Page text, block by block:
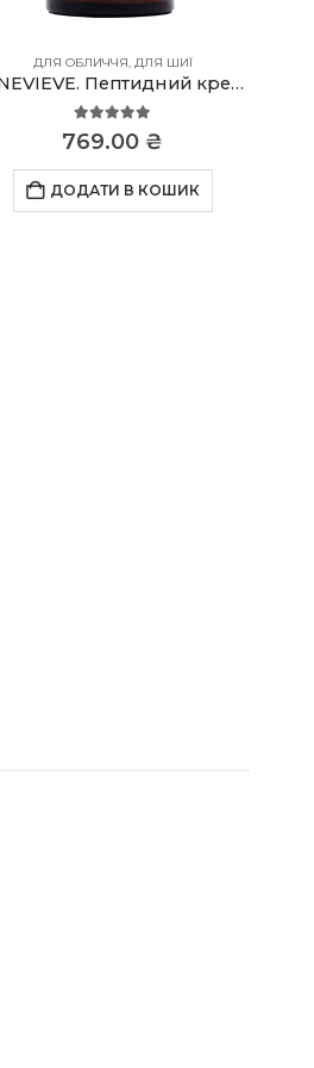
ДЛЯ ОБЛИЧЧЯ, ДЛЯ ШИЇ
JENEVIEVE. Пептидний крем для обличчя
5.00 out of 5
769.00 ₴
ДОДАТИ В КОШИК